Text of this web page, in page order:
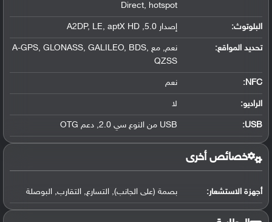
Direct, hotspot
البلوتوث: إصدار 5.0, A2DP, LE, aptX HD
تحديد المواقع:
نعم, مع A-GPS, GLONASS, GALILEO, BDS,
QZSS
NFC
: نعم
الراديو: لا
USB
: USB من النوع سي 2.0, دعم OTG
خصائص أخرى
أجهزة الاستشعار: بصمة (على الجانب), التسارع, التقارب, البوصلة